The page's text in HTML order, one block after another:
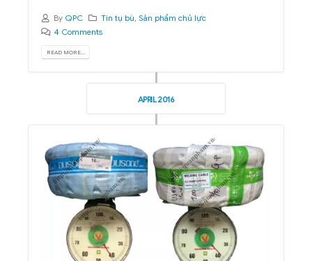
By QPC Tin tụ bù, Sản phẩm chủ lực
4 Comments
READ MORE...
APRIL 2016